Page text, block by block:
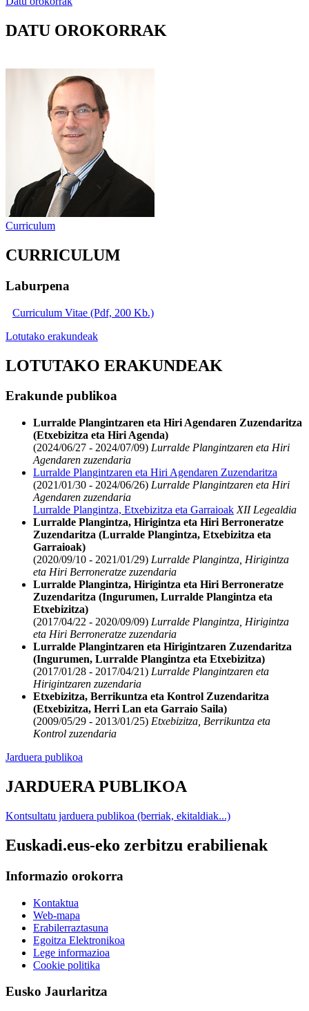
DATU OROKORRAK
Curriculum
CURRICULUM
Laburpena
Curriculum Vitae (Pdf, 200 Kb.)
Lotutako erakundeak
LOTUTAKO ERAKUNDEAK
Erakunde publikoa
Lurralde Plangintzaren eta Hiri Agendaren Zuzendaritza
(Etxebizitza eta Hiri Agenda)
(2024/06/27 - 2024/07/09) Lurralde Plangintzaren eta Hiri
Agendaren zuzendaria
Lurralde Plangintzaren eta Hiri Agendaren Zuzendaritza
(2021/01/30 - 2024/06/26) Lurralde Plangintzaren eta Hiri
Agendaren zuzendaria
Lurralde Plangintza, Etxebizitza eta Garraioak XII Legealdia
Lurralde Plangintza, Hirigintza eta Hiri Berroneratze
Zuzendaritza (Lurralde Plangintza, Etxebizitza eta
Garraioak)
(2020/09/10 - 2021/01/29) Lurralde Plangintza, Hirigintza
eta Hiri Berroneratze zuzendaria
Lurralde Plangintza, Hirigintza eta Hiri Berroneratze
Zuzendaritza (Ingurumen, Lurralde Plangintza eta
Etxebizitza)
(2017/04/22 - 2020/09/09) Lurralde Plangintza, Hirigintza
eta Hiri Berroneratze zuzendaria
Lurralde Plangintzaren eta Hirigintzaren Zuzendaritza
(Ingurumen, Lurralde Plangintza eta Etxebizitza)
(2017/01/28 - 2017/04/21) Lurralde Plangintzaren eta
Hirigintzaren zuzendaria
Etxebizitza, Berrikuntza eta Kontrol Zuzendaritza
(Etxebizitza, Herri Lan eta Garraio Saila)
(2009/05/29 - 2013/01/25) Etxebizitza, Berrikuntza eta
Kontrol zuzendaria
Jarduera publikoa
JARDUERA PUBLIKOA
Kontsultatu jarduera publikoa (berriak, ekitaldiak...)
Euskadi.eus-eko zerbitzu erabilienak
Informazio orokorra
Kontaktua
Web-mapa
Erabilerraztasuna
Egoitza Elektronikoa
Lege informazioa
Cookie politika
Eusko Jaurlaritza